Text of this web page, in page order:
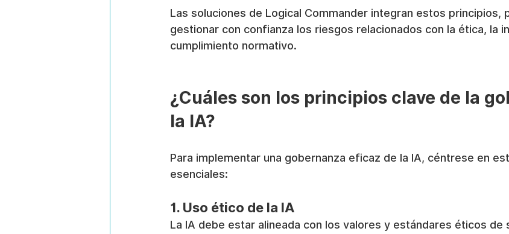
Las soluciones de Logical Commander integran estos principios,
gestionar con confianza los riesgos relacionados con la ética, la
cumplimiento normativo.
¿Cuáles son los principios clave de la
la IA?
Para implementar una gobernanza eficaz de la IA, céntrese en
esenciales:
1. Uso ético de la IA
La IA debe estar alineada con los valores y estándares éticos de